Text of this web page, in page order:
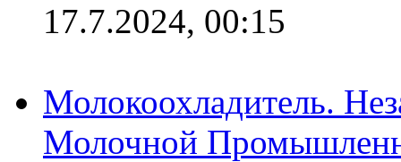
17.7.2024, 00:15
Молокоохладитель.
Молочной